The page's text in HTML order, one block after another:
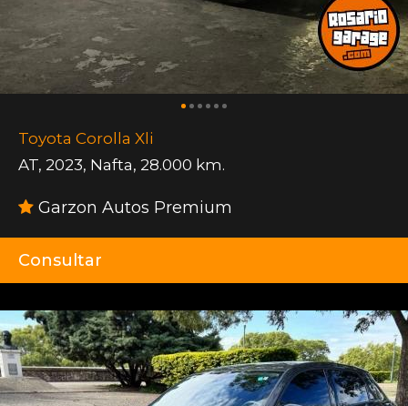
Toyota Corolla Xli
AT, 2023, Nafta, 28.000 km.
Garzon Autos Premium
Consultar